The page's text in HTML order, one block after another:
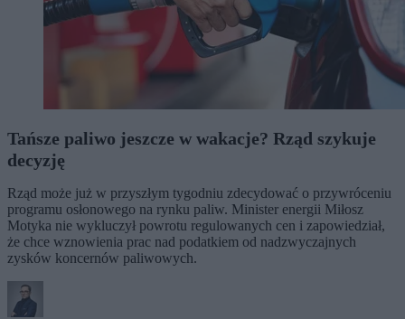
Tańsze paliwo jeszcze w wakacje? Rząd szykuje
decyzję
Rząd może już w przyszłym tygodniu zdecydować o przywróceniu
programu osłonowego na rynku paliw. Minister energii Miłosz
Motyka nie wykluczył powrotu regulowanych cen i zapowiedział,
że chce wznowienia prac nad podatkiem od nadzwyczajnych
zysków koncernów paliwowych.